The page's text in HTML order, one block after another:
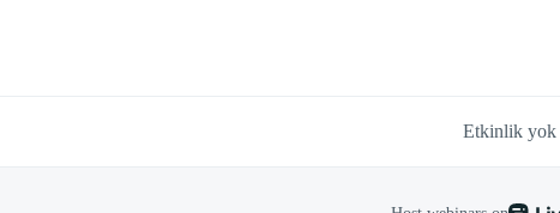
Etkinlik yok